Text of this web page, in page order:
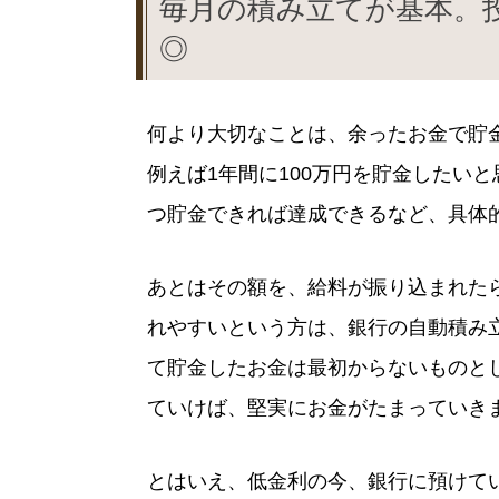
毎月の積み立てが基本。
◎
何より大切なことは、余ったお金で
例えば1年間に100万円を貯金したい
つ貯金できれば達成できるなど、具
あとはその額を、給料が振り込まれ
れやすいという方は、銀行の自動積
て貯金したお金は最初からないもの
ていけば、堅実にお金がたまっていき
とはいえ、低金利の今、銀行に預け